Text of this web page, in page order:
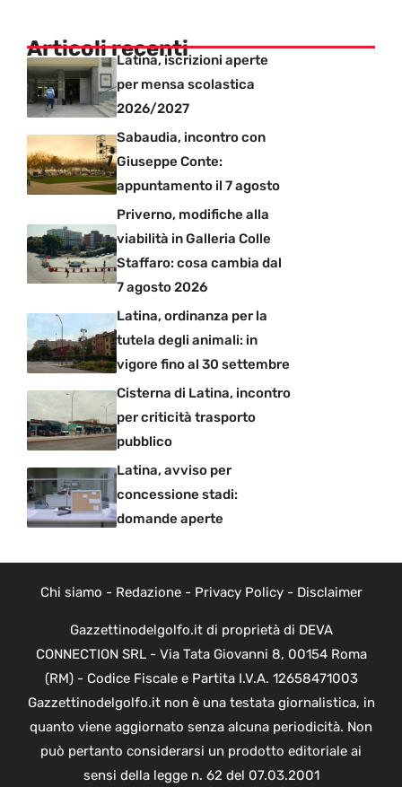
Articoli recentiLatina, iscrizioni aperte
per mensa scolastica
2026/2027
Sabaudia, incontro con
Giuseppe Conte:
appuntamento il 7 agosto
Priverno, modifiche alla
viabilità in Galleria Colle
Staffaro: cosa cambia dal
7 agosto 2026
Latina, ordinanza per la
tutela degli animali: in
vigore fino al 30 settembre
Cisterna di Latina, incontro
per criticità trasporto
pubblico
Latina, avviso per
concessione stadi:
domande aperte
Chi siamo - Redazione- Privacy Policy- Disclaimer
Gazzettinodelgolfo.it di proprietà di DEVA
CONNECTION SRL - Via Tata Giovanni 8, 00154 Roma
(RM) - Codice Fiscale e Partita I.V.A. 12658471003
Gazzettinodelgolfo.it non è una testata giornalistica, in
quanto viene aggiornato senza alcuna periodicità. Non
può pertanto considerarsi un prodotto editoriale ai
sensi della legge n. 62 del 07.03.2001